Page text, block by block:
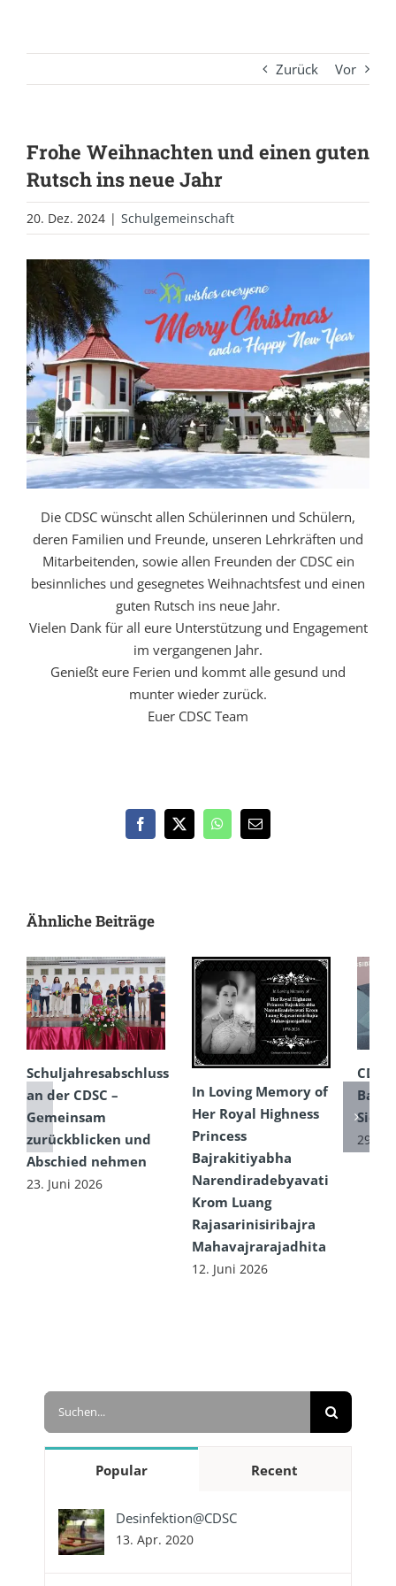
Zurück Vor
Frohe Weihnachten und einen guten
Rutsch ins neue Jahr
20. Dez. 2024 | Schulgemeinschaft
Die CDSC wünscht allen Schülerinnen und Schülern,
deren Familien und Freunde, unseren Lehrkräften und
Mitarbeitenden, sowie allen Freunden der CDSC ein
besinnliches und gesegnetes Weihnachtsfest und einen
guten Rutsch ins neue Jahr.
Vielen Dank für all eure Unterstützung und Engagement
im vergangenen Jahr.
Genießt eure Ferien und kommt alle gesund und
munter wieder zurück.
Euer CDSC Team
Facebook
X WhatsApp
E-
Mail
Ähnliche Beiträge
Schuljahresabschluss
an der CDSC –
Gemeinsam
zurückblicken und
Abschied nehmen
23. Juni 2026
In Loving Memory of
Her Royal Highness
Princess
Bajrakitiyabha
Narendiradebyavati
Krom Luang
Rajasarinisiribajra
Mahavajrarajadhita
12. Juni 2026
29.
Suche
Popular Recent
Desinfektion@CDSC
13. Apr. 2020